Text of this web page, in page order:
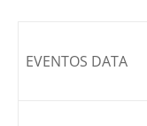
EVENTOS DATA